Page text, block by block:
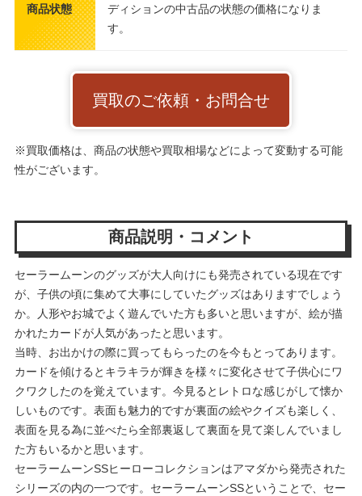
商品状態
ディションの中古品の状態の価格になりま
す。
買取のご依頼・お問合せ
※買取価格は、商品の状態や買取相場などによって変動する可能
性がございます。
商品説明・コメント
セーラームーンのグッズが大人向けにも発売されている現在です
が、子供の頃に集めて大事にしていたグッズはありますでしょう
か。人形やお城でよく遊んでいた方も多いと思いますが、絵が描
かれたカードが人気があったと思います。
当時、お出かけの際に買ってもらったのを今もとってあります。
カードを傾けるとキラキラが輝きを様々に変化させて子供心にワ
クワクしたのを覚えています。今見るとレトロな感じがして懐か
しいものです。表面も魅力的ですが裏面の絵やクイズも楽しく、
表面を見る為に並べたら全部裏返して裏面を見て楽しんでいまし
た方もいるかと思います。
セーラームーンSSヒーローコレクションはアマダから発売された
シリーズの内の一つです。セーラームーンSSということで、セー